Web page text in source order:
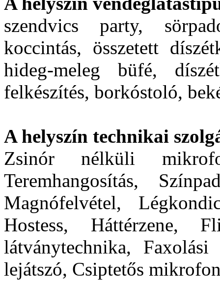
szendvics party,
koccintás, összetett
hideg-meleg büfé,
felkészítés, borkóstoló,
A helyszín technikai
Zsinór nélküli
Teremhangosítás,
Magnófelvétel,
Hostess, Háttérzene,
látványtechnika,
lejátszó, Csiptetős